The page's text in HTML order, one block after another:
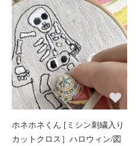
ホネホネくん [ミシン刺繍入り
カットクロス］ハロウィン/図